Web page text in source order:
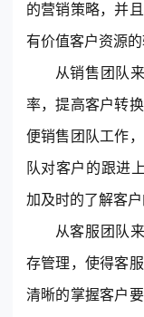
的营销策略，并
有价值客户资源的
从销售团队
率，提高客户转
便销售团队工作
队对客户的跟进
加及时的了解客
从客服团队
存管理，使得客
清晰的掌握客户